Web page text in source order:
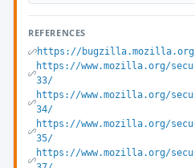
REFERENCES
https://bugzilla.mozilla.org/
https://www.mozilla.org/
33/
https://www.mozilla.org/
34/
https://www.mozilla.org/
35/
https://www.mozilla.org/